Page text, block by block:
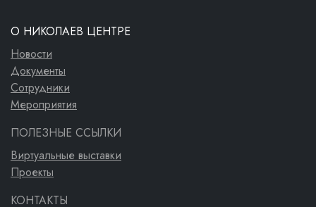
О НИКОЛАЕВ ЦЕНТРЕ
Новости
Документы
Сотрудники
Мероприятия
ПОЛЕЗНЫЕ ССЫЛКИ
Виртуальные выставки
Проекты
КОНТАКТЫ